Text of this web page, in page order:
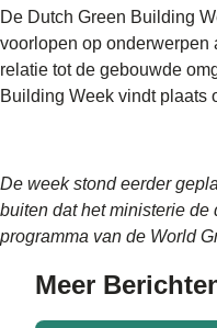
De Dutch Green Building
voorlopen op onderwerpen
relatie tot de gebouwde
Building Week vindt plaats
De week stond eerder
buiten dat het ministerie de
programma van de World
Meer